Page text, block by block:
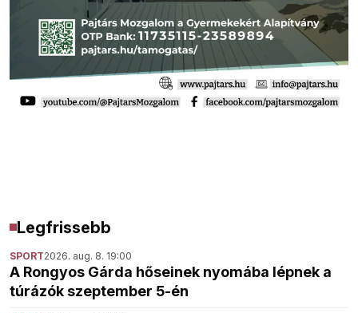
Legfrissebb
SPORT2026. aug. 8. 19:00
A Rongyos Gárda hőseinek nyomába lépnek a
túrázók szeptember 5-én